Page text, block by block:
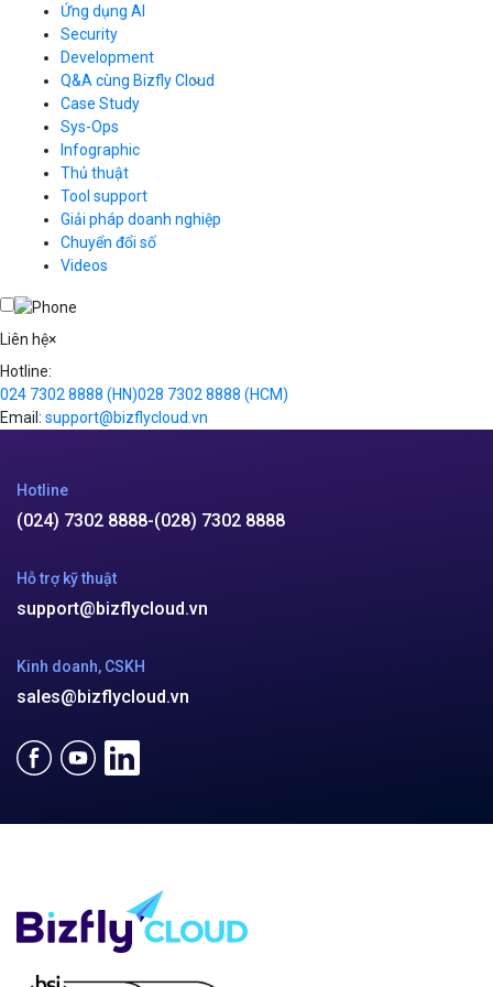
CDN
Load Balancer
Auto Scaling
Container Registry
Kubernetes
Cloud Database
Call Center
Business Email
Simple Storage
VOD
VPN
Traffic Manager
Cloud VPS
Videos
Ứng dụng AI
Security
Development
Q&A cùng Bizfly Cloud
Q&A về Bizfly Cloud Server
Thao tác kết nối tới server
Videos
Q&A về Bizfly Business Email
Videos
Case Study
Sys-Ops
Infographic
Thủ thuật
Tool support
Giải pháp doanh nghiệp
Chuyển đổi số
Videos
Liên hệ×
Hotline:
024 7302 8888 (HN)028 7302 8888 (HCM)
Email: support@bizflycloud.vn
Hotline
(024) 7302 8888-(028) 7302 8888
Hỗ trợ kỹ thuật
support@bizflycloud.vn
Kinh doanh, CSKH
sales@bizflycloud.vn